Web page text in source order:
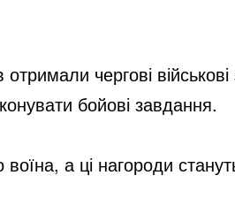
чергові
бойові завдання.
а ці нагороди